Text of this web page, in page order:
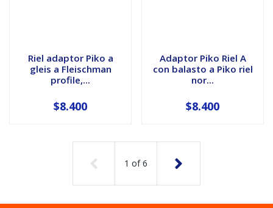
Riel adaptor Piko a
gleis a Fleischman
profile,...
$8.400
Adaptor Piko Riel A
con balasto a Piko riel
nor...
$8.400
1 of 6